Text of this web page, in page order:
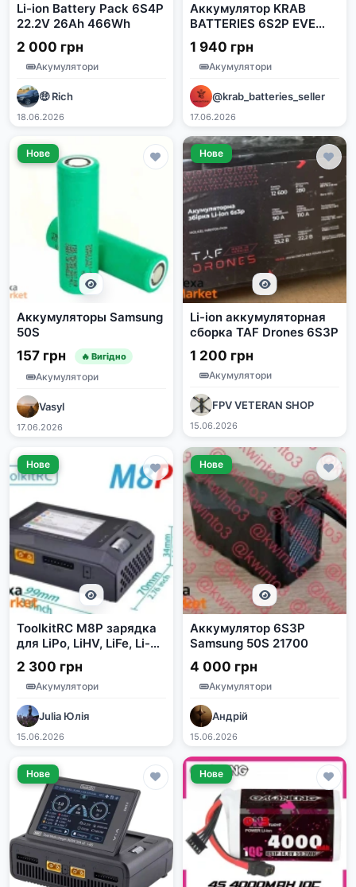
Li-ion Battery Pack 6S4P
22.2V 26Ah 466Wh
2 000 грн
Акумулятори
🤑 Rich
18.06.2026
Аккумулятор KRAB
BATTERIES 6S2P EVE
40P 8000 mAh 80A
1 940 грн
Акумулятори
@krab_batteries_seller
17.06.2026
Нове
Аккумуляторы Samsung
50S
157 грн 🔥 Вигідно
Акумулятори
Vasyl
17.06.2026
Нове
Li-ion аккумуляторная
сборка TAF Drones 6S3P
1 200 грн
Акумулятори
FPV VETERAN SHOP
15.06.2026
Нове
ToolkitRC M8P зарядка
для LiPo, LiHV, LiFe, Li-
ion, NiMH, NiCd та Pb
батарей
2 300 грн
Акумулятори
Julia Юлія
15.06.2026
Нове
Аккумулятор 6S3P
Samsung 50S 21700
4 000 грн
Акумулятори
Андрій
15.06.2026
Нове Нове